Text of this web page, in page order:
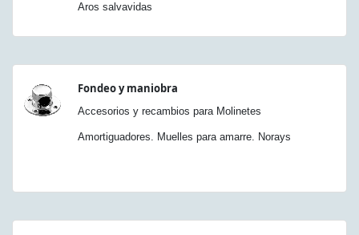
Aros salvavidas
Fondeo y maniobra
Accesorios y recambios para Molinetes
Amortiguadores. Muelles para amarre. Norays